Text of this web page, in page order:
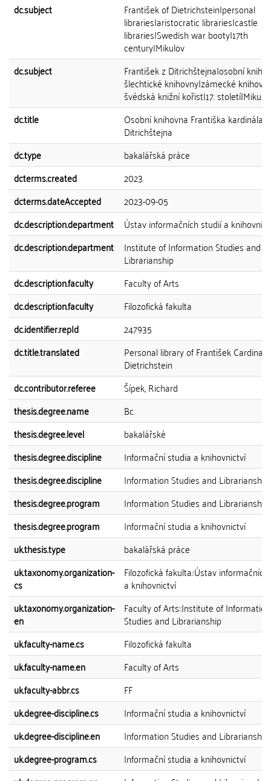
dc.subject
František of Dietrichstein|personal
libraries|aristocratic libraries|castle
libraries|Swedish war booty|17th
century|Mikulov
dc.subject
František z Ditrichštejna|osobní
šlechtické knihovny|zámecké
švédská knižní kořist|17.
dc.title
Osobní knihovna Františka kardinála z
Ditrichštejna
dc.type
bakalářská práce
dcterms.created
2023
dcterms.dateAccepted
2023-09-05
dc.description.department
Ústav informačních studií a
dc.description.department
Institute of Information Studies and
Librarianship
dc.description.faculty
Faculty of Arts
dc.description.faculty
Filozofická fakulta
dc.identifier.repId
247935
dc.title.translated
Personal library of František Cardinal
Dietrichstein
dc.contributor.referee
Šípek, Richard
thesis.degree.name
Bc.
thesis.degree.level
bakalářské
thesis.degree.discipline
Informační studia a knihovnictví
thesis.degree.discipline
Information Studies and Librarianship
thesis.degree.program
Information Studies and Librarianship
thesis.degree.program
Informační studia a knihovnictví
uk.thesis.type
bakalářská práce
uk.taxonomy.organization-
cs
Filozofická fakulta::Ústav
a knihovnictví
uk.taxonomy.organization-
en
Faculty of Arts::Institute of Information
Studies and Librarianship
uk.faculty-name.cs
Filozofická fakulta
uk.faculty-name.en
Faculty of Arts
uk.faculty-abbr.cs
FF
uk.degree-discipline.cs
Informační studia a knihovnictví
uk.degree-discipline.en
Information Studies and Librarianship
uk.degree-program.cs
Informační studia a knihovnictví